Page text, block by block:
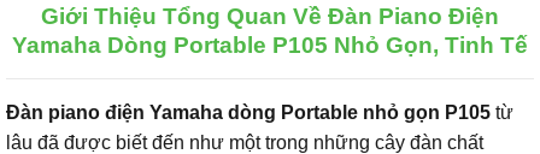
Giới Thiệu Tổng Quan Về Đàn Piano Điện
Yamaha Dòng Portable P105 Nhỏ Gọn, Tinh Tế
Đàn piano điện Yamaha dòng Portable nhỏ gọn P105 từ
lâu đã được biết đến như một trong những cây đàn chất